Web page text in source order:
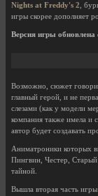
Nights at Freddy's 2 ,
игры скорее дополняет
Версия игры обновлена
Возможно, сюжет
главный герой, и не
слезами (как у модели
компания также имела и
автор будет создавать
Аниматроники которых
Пингвин, Честер,
тайной.
Вышла вторая часть игры